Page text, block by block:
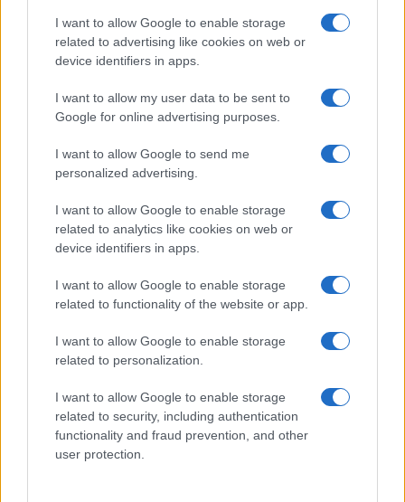
I want to allow Google to enable storage
related to advertising like cookies on web or
device identifiers in apps.
I want to allow my user data to be sent to
Google for online advertising purposes.
I want to allow Google to send me
personalized advertising.
I want to allow Google to enable storage
related to analytics like cookies on web or
device identifiers in apps.
I want to allow Google to enable storage
related to functionality of the website or app.
I want to allow Google to enable storage
related to personalization.
I want to allow Google to enable storage
related to security, including authentication
functionality and fraud prevention, and other
user protection.
Le previsioni meteo per il weekend a Olbia e in
Gallura
Michelle Hunziker in Gallura, bella anche dal
vivo: un amico vip svela come fa
Calangianus, dopo le polemiche il centro
Olbia, divieto di sosta contro spaccio e degrado: